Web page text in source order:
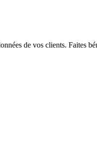
de vos clients. Faites